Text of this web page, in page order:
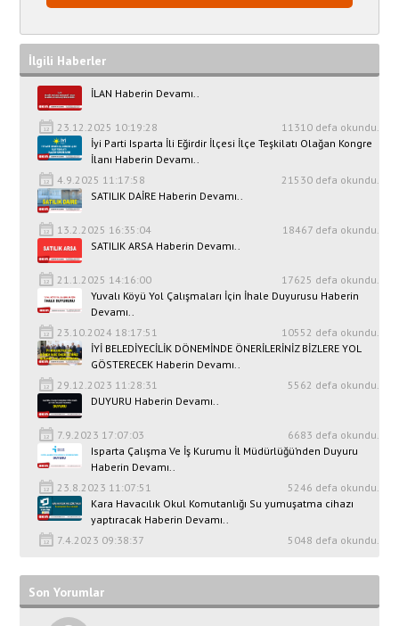
İlgili Haberler
İLAN Haberin Devamı..
23.12.2025 10:19:28
11310 defa okundu.
İyi Parti Isparta İli Eğirdir İlçesi İlçe Teşkilatı Olağan Kongre
İlanı Haberin Devamı..
4.9.2025 11:17:58
21530 defa okundu.
SATILIK DAİRE Haberin Devamı..
13.2.2025 16:35:04
18467 defa okundu.
SATILIK ARSA Haberin Devamı..
21.1.2025 14:16:00
17625 defa okundu.
Yuvalı Köyü Yol Çalışmaları İçin İhale Duyurusu Haberin
Devamı..
23.10.2024 18:17:51
10552 defa okundu.
İYİ BELEDİYECİLİK DÖNEMİNDE ÖNERİLERİNİZ BİZLERE YOL
GÖSTERECEK Haberin Devamı..
29.12.2023 11:28:31
5562 defa okundu.
DUYURU Haberin Devamı..
7.9.2023 17:07:03
6683 defa okundu.
Isparta Çalışma Ve İş Kurumu İl Müdürlüğü’nden Duyuru
Haberin Devamı..
23.8.2023 11:07:51
5246 defa okundu.
Kara Havacılık Okul Komutanlığı Su yumuşatma cihazı
yaptıracak Haberin Devamı..
7.4.2023 09:38:37
5048 defa okundu.
Son Yorumlar